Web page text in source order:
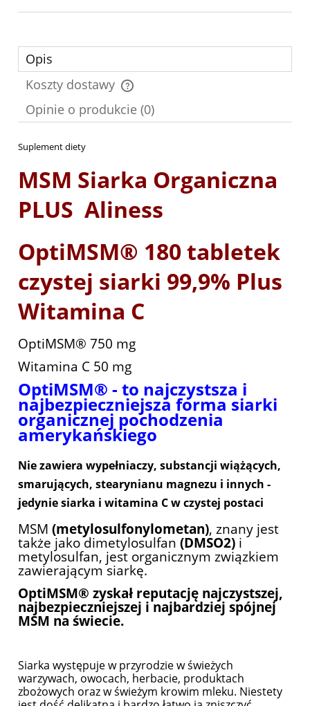
Opis
Koszty dostawy
Cena nie zawiera ewentualnych kosztów płatności
Opinie o produkcie (0)
Suplement diety
MSM Siarka Organiczna
PLUS Aliness
OptiMSM® 180 tabletek
czystej siarki 99,9% Plus
Witamina C
OptiMSM® 750 mg
Witamina C 50 mg
OptiMSM® - to najczystsza i
najbezpieczniejsza forma siarki
organicznej pochodzenia
amerykańskiego
Nie zawiera wypełniaczy, substancji wiążących,
smarujących, stearynianu magnezu i innych -
jedynie siarka i witamina C w czystej postaci
MSM (metylosulfonylometan), znany jest
także jako dimetylosulfan (DMSO2) i
metylosulfan, jest organicznym związkiem
zawierającym siarkę.
OptiMSM® zyskał reputację najczystszej,
najbezpieczniejszej i najbardziej spójnej
MSM na świecie.
Siarka występuje w przyrodzie w świeżych
warzywach, owocach, herbacie, produktach
zbożowych oraz w świeżym krowim mleku. Niestety